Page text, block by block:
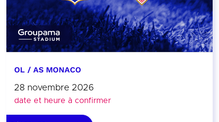
OL / AS MONACO
28 novembre 2026
date et heure à confirmer